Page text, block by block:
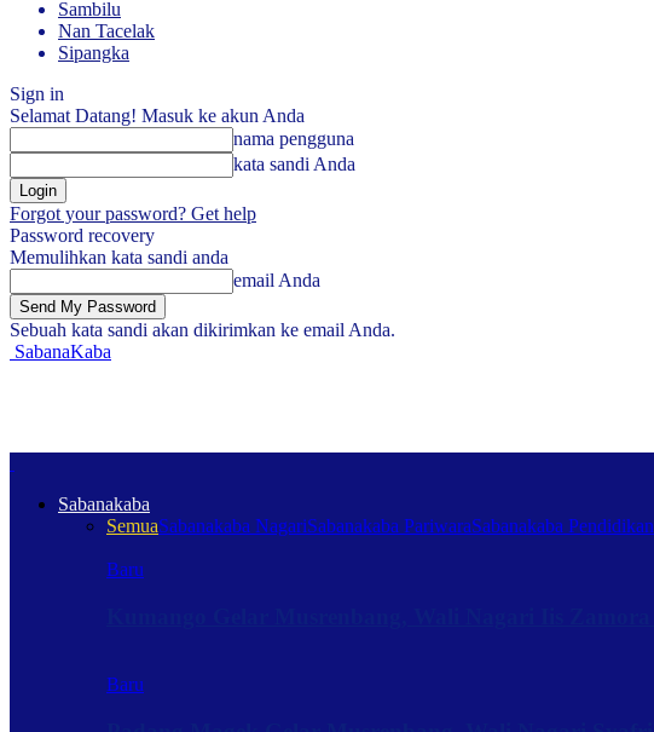
Sambilu
Nan Tacelak
Sipangka
Sign in
Selamat Datang! Masuk ke akun Anda
nama pengguna
kata sandi Anda
Forgot your password? Get help
Password recovery
Memulihkan kata sandi anda
email Anda
Sebuah kata sandi akan dikirimkan ke email Anda.
SabanaKaba
Sabanakaba
SemuaSabanakaba NagariSabanakaba PariwaraSabanakaba Pendidikan
Baru
Baru